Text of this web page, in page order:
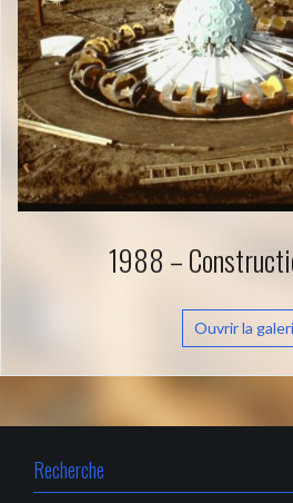
1988 –
Ouvrir la
Recherche